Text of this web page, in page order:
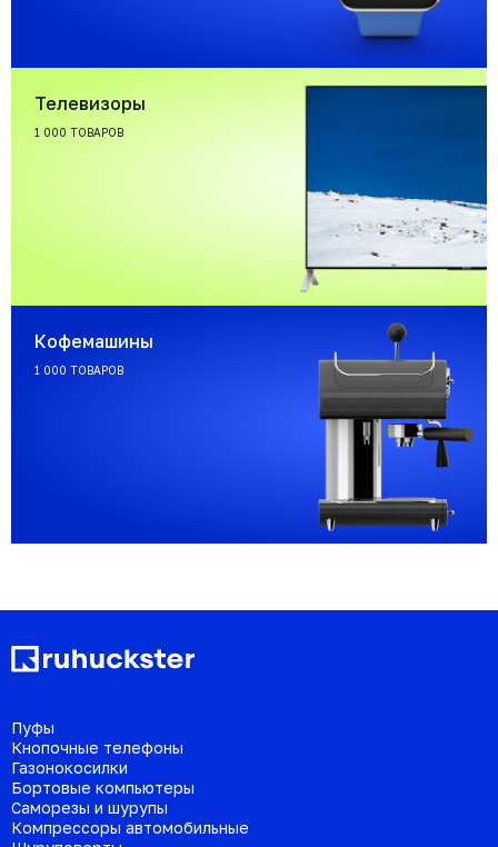
Телевизоры
1 000 ТОВАРОВ
Кофемашины
1 000 ТОВАРОВ
Пуфы
Кнопочные телефоны
Газонокосилки
Бортовые компьютеры
Саморезы и шурупы
Компрессоры автомобильные